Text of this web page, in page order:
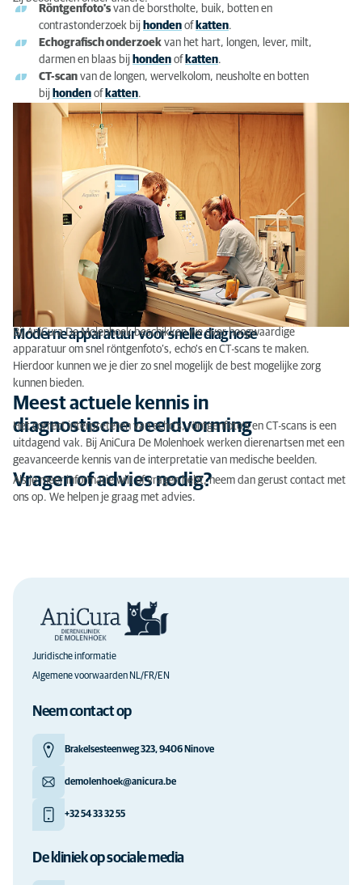
Röntgenfoto’s van de borstholte, buik, botten en
contrastonderzoek bij honden of katten.
Echografisch onderzoek van het hart, longen, lever, milt,
darmen en blaas bij honden of katten.
CT-scan van de longen, wervelkolom, neusholte en botten
bij honden of katten.
Moderne apparatuur voor snelle diagnose
Bij AniCura De Molenhoek beschikken we over hoogwaardige
apparatuur om snel röntgenfoto’s, echo's en CT-scans te maken.
Hierdoor kunnen we je dier zo snel mogelijk de best mogelijke zorg
kunnen bieden.
Meest actuele kennis in
diagnostische beeldvorming
Het correct interpreteren van echo’s, röntgenfoto’s en CT-scans is een
uitdagend vak. Bij AniCura De Molenhoek werken dierenartsen met een
geavanceerde kennis van de interpretatie van medische beelden.
Vragen of advies nodig?
Als je meer informatie wilt of vragen hebt, neem dan gerust contact met
ons op. We helpen je graag met advies.
Juridische informatie
Algemene voorwaarden NL/FR/EN
Neem contact op
Brakelsesteenweg 323, 9406 Ninove
demolenhoek@anicura.be
+32 54 33 32 55
De kliniek op sociale media